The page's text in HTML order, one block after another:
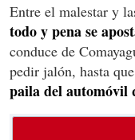
Entre el malestar y
todo y pena se
conduce de
pedir jalón, hasta
paila del automóvil